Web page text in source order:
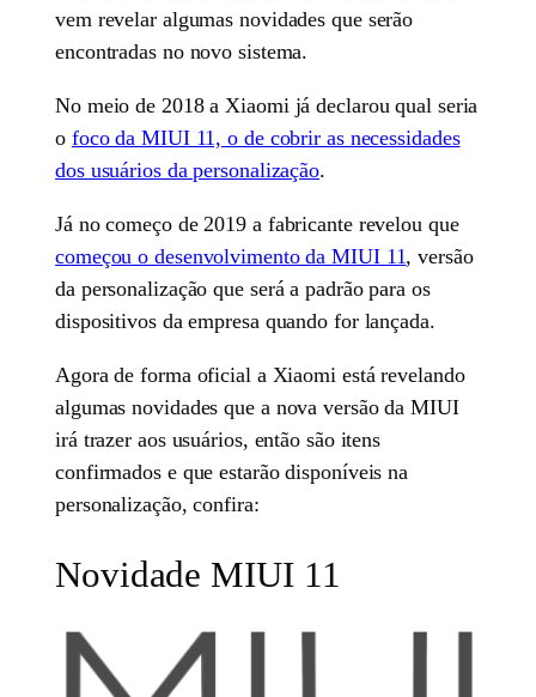
vem revelar algumas novidades que serão
encontradas no novo sistema.
No meio de 2018 a Xiaomi já declarou qual seria
o foco da MIUI 11, o de cobrir as necessidades
dos usuários da personalização.
Já no começo de 2019 a fabricante revelou que
começou o desenvolvimento da MIUI 11, versão
da personalização que será a padrão para os
dispositivos da empresa quando for lançada.
Agora de forma oficial a Xiaomi está revelando
algumas novidades que a nova versão da MIUI
irá trazer aos usuários, então são itens
confirmados e que estarão disponíveis na
personalização, confira:
Novidade MIUI 11